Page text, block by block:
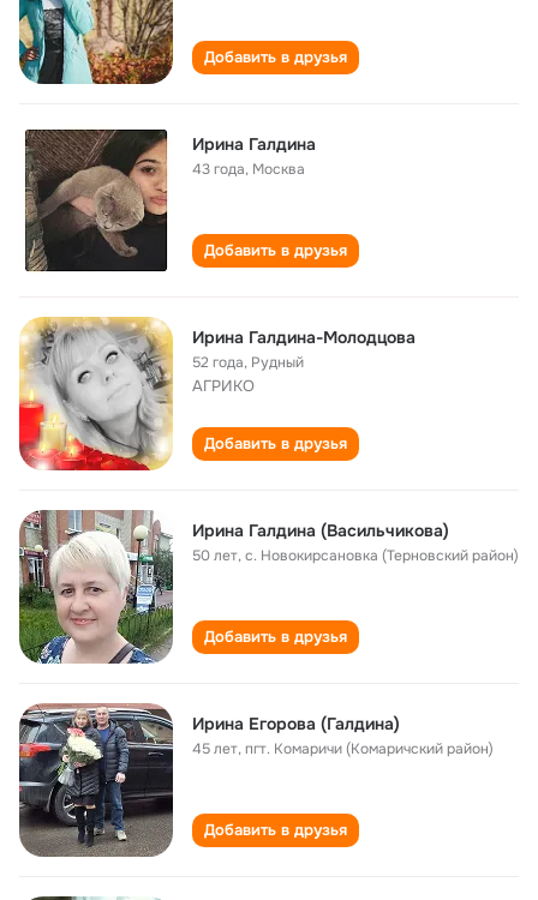
Добавить в друзья
Ирина Галдина
43 года, Москва
Добавить в друзья
Ирина Галдина-Молодцова
52 года, Рудный
АГРИКО
Добавить в друзья
Ирина Галдина (Васильчикова)
50 лет,с. Новокирсановка (Терновский район)
Добавить в друзья
Ирина Егорова (Галдина)
45 лет,пгт. Комаричи (Комаричский район)
Добавить в друзья